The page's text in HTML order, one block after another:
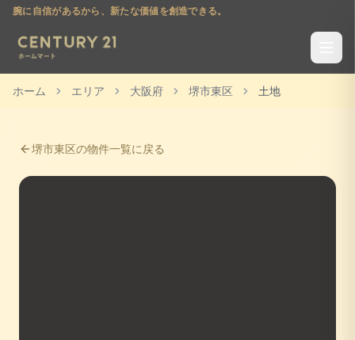
腕に自信があるから、新たな価値を創造できる。
ホーム エリア 大阪府 堺市東区 土地
堺市東区の物件一覧に戻る